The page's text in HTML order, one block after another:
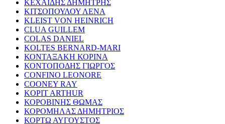
ΚΕΧΑΪΔΗΣ ΔΗΜΗΤΡΗΣ
ΚΙΤΣΟΠΟΥΛΟΥ ΛΕΝΑ
KLEIST VON HEINRICH
CLUA GUILLEM
COLAS DANIEL
KOLTES BERNARD-MARI
ΚΟΝΤΑΞΑΚΗ ΚΟΡΙΝΑ
ΚΟΝΤΟΠΟΔΗΣ ΓΙΩΡΓΟΣ
CONFINO LEONORE
COONEY RAY
KOPIT ARTHUR
ΚΟΡΟΒΙΝΗΣ ΘΩΜΑΣ
ΚΟΡΟΜΗΛΑΣ ΔΗΜΗΤΡΙΟΣ
ΚΟΡΤΩ ΑΥΓΟΥΣΤΟΣ